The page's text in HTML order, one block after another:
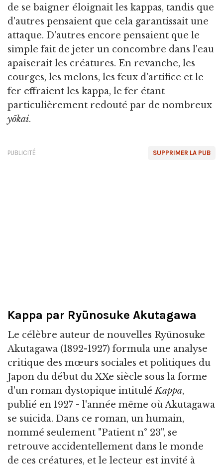
de se baigner éloignait les kappas, tandis que
d'autres pensaient que cela garantissait une
attaque. D'autres encore pensaient que le
simple fait de jeter un concombre dans l'eau
apaiserait les créatures. En revanche, les
courges, les melons, les feux d'artifice et le
fer effraient les kappa, le fer étant
particulièrement redouté par de nombreux
yōkai.
SUPPRIMER LA PUB
PUBLICITÉ
Kappa par Ryūnosuke Akutagawa
Le célèbre auteur de nouvelles Ryūnosuke
Akutagawa (1892-1927) formula une analyse
critique des mœurs sociales et politiques du
Japon du début du XXe siècle sous la forme
d'un roman dystopique intituléKappa,
publié en 1927 - l'année même où Akutagawa
se suicida. Dans ce roman, un humain,
nommé seulement "Patient n° 23", se
retrouve accidentellement dans le monde
de ces créatures, et le lecteur est invité à